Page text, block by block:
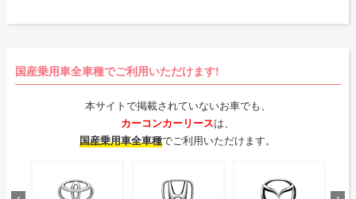
国産乗用車全車種でご利用いただけます!
本サイトで掲載されていないお車でも、
カーコンカーリースは、
国産乗用車全車種でご利用いただけます。